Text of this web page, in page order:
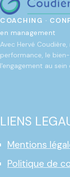
COACHING ·
en management
Avec Hervé
performance, le
l'engagement au
LIENS
Mentions
Politique de